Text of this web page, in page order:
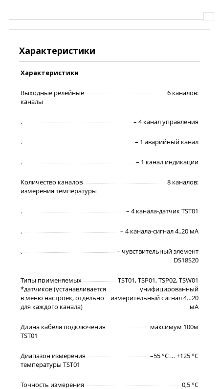
Характеристики
Характеристики
Выходные релейные
каналы
6 каналов:
. – 4 канал управления
. – 1 аварийный канал
. – 1 канал индикации
Количество каналов
измерения температуры
8 каналов:
. – 4 канала-датчик TST01
. – 4 канала-сигнал 4..20 мА
.
– чувствительный элемент
DS18S20
Типы применяемых
*датчиков (устанавливается
в меню настроек, отдельно
для каждого канала)
TST01, TSP01, TSP02, TSW01
унифицированный
измерительный сигнал 4…20
мА
Длина кабеля подключения
TST01
максимум 100м
Диапазон измерения
температуры TST01
–55 °С … +125 °С
Точность измерения 0,5 °С